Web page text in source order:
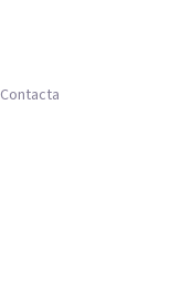
Contacta